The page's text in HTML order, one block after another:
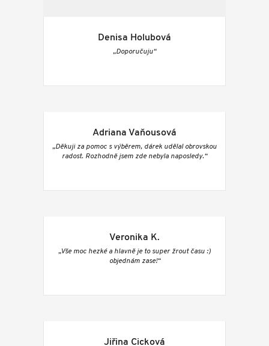
Denisa Holubová
„Doporučuju“
Adriana Vaňousová
„Děkuji za pomoc s výběrem, dárek udělal obrovskou
radost. Rozhodně jsem zde nebyla naposledy.“
Veronika K.
„Vše moc hezké a hlavně je to super žrout času :)
objednám zase!“
Jiřina Cicková